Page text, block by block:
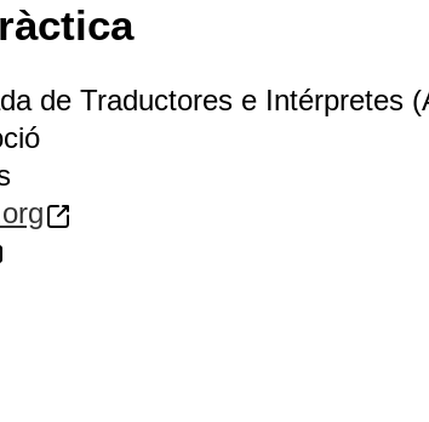
de Traductores e Intérpretes